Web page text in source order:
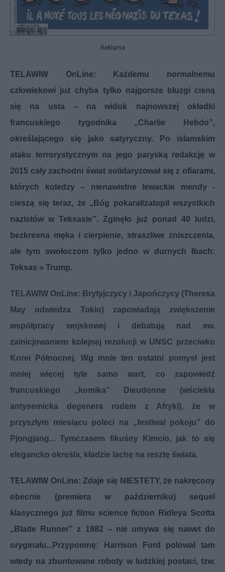
Reklama
TELAWIW OnLine: Każdemu normalnemu
człowiekowi już chyba tylko najgorsze bluzgi cisną
się na usta – na widok najnowszej okładki
francuskiego tygodnika „Charlie Hebdo”,
określającego się jako satyryczny. Po islamskim
ataku terrorystycznym na jego paryską redakcję w
2015 cały zachodni świat solidaryzował się z ofiarami,
których koledzy – nienawistne lewackie mendy -
cieszą się teraz, że „Bóg pokarał/zatopił wszystkich
nazistów w Teksasie”. Zginęło już ponad 40 ludzi,
bezkresna męka i cierpienie, straszliwe zniszczenia,
ale tym swołoczom tylko jedno w durnych łbach:
Teksas = Trump.
TELAWIW OnLine: Brytyjczycy i Japończycy (Theresa
May odwiedza Tokio) zapowiadają zwiększenie
współpracy wojskowej i debatują nad ew.
zainicjowaniem kolejnej rezolucji w UNSC przeciwko
Korei Północnej. Wg mnie ten ostatni pomysł jest
mniej więcej tyle samo wart, co zapowiedź
francuskiego „komika” Dieudonne (wściekła
antysemicka degenera rodem z Afryki), że w
przyszłym miesiącu poleci na „festiwal pokoju” do
Pjongjang... Tymczasem fikuśny Kimcio, jak to się
elegancko określa, kładzie lachę na resztę świata.
TELAWIW OnLine: Zdaje się NIESTETY, że nakręcony
obecnie (premiera w październiku) sequel
klasycznego już filmu science fiction Ridleya Scotta
„Blade Runner” z 1982 – nie umywa się nawet do
oryginału...Przypomnę: Harrison Ford polował tam
wtedy na zbuntowane roboty w ludzkiej postaci, tzw.